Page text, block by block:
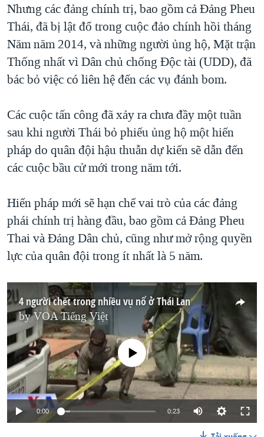
Nhưng các đảng chính trị, bao gồm cả Đảng Pheu
Thái, đã bị lật đổ trong cuộc đảo chính hồi tháng
Năm năm 2014, và những người ủng hộ, Mặt trận
Thống nhất vì Dân chủ chống Độc tài (UDD), đã
bác bỏ việc có liên hệ đến các vụ đánh bom.
Các cuộc tấn công đã xảy ra chưa đầy một tuần
sau khi người Thái bỏ phiếu ủng hộ một hiến
pháp do quân đội hậu thuẫn dự kiến sẽ dẫn đến
các cuộc bầu cử mới trong năm tới.
Hiến pháp mới sẽ hạn chế vai trò của các đảng
phái chính trị hàng đầu, bao gồm cả Đảng Pheu
Thai và Đảng Dân chủ, cũng như mở rộng quyền
lực của quân đội trong ít nhất là 5 năm.
4 người chết trong nhiều vụ nổ ở Thái Lan
byVOA Tiếng Việt
No media source currently available
0:00 0:23